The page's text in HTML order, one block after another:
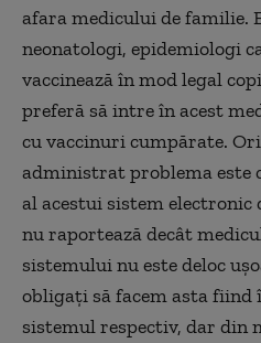
afara medicului de familie.
neonatologi, epidemiologi
vaccinează în mod legal
preferă să intre în acest
cu vaccinuri cumpărate.
administrat problema este
al acestui sistem
nu raportează decât
sistemului nu este deloc
obligaţi să facem asta
sistemul respectiv, dar din